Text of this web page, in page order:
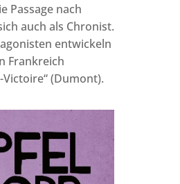
Passage nach
auch als Chronist.
entwickeln
Frankreich
(Dumont).